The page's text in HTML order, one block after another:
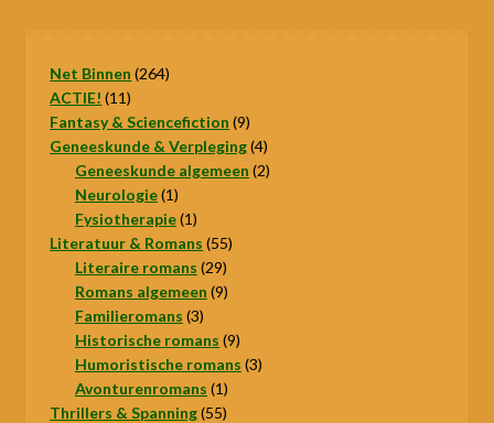
Net Binnen 264264
ACTIE! 1111
producten
Fantasy & Sciencefiction 99
producten
Geneeskunde & Verpleging 44
producten
Geneeskunde algemeen 22
Neurologie 11
product
Fysiotherapie 11
product
Literatuur & Romans 5555
Literaire romans 2929
producten
Romans algemeen 99
Familieromans 33
producten
Historische romans 99
producten
Humoristische romans 33
Avonturenromans 11
product
Thrillers & Spanning 5555